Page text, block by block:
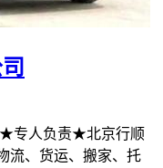
专人负责★北京行顺
流、货运、搬家、托